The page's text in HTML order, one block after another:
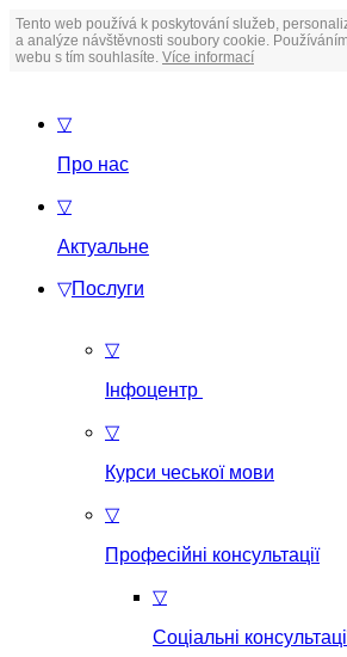
Tento web používá k poskytování služeb,
a analýze návštěvnosti soubory cookie.
webu s tím souhlasíte. Více informací
▽
Про нас
▽
Актуальне
▽Послуги
▽
Інфоцентр
▽
Курси чеської мови
▽
Професійні консультації
▽
Соціальні